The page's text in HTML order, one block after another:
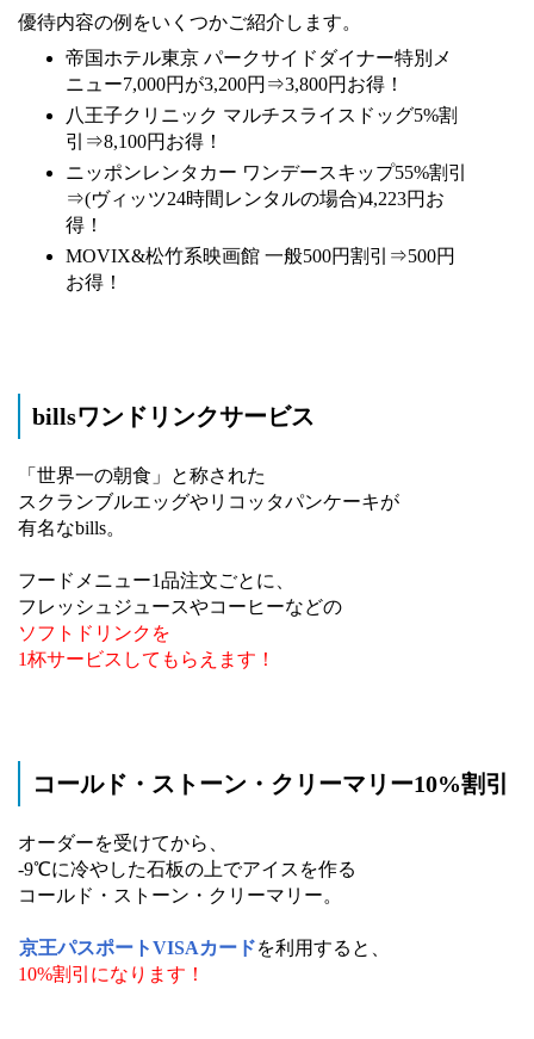
優待内容の例をいくつかご紹介します。
帝国ホテル東京 パークサイドダイナー特別メ
ニュー7,000円が3,200円⇒3,800円お得！
八王子クリニック マルチスライスドッグ5%割
引⇒8,100円お得！
ニッポンレンタカー ワンデースキップ55%割引
⇒(ヴィッツ24時間レンタルの場合)4,223円お
得！
MOVIX&松竹系映画館 一般500円割引⇒500円
お得！
billsワンドリンクサービス
「世界一の朝食」と称された
スクランブルエッグやリコッタパンケーキが
有名なbills。
フードメニュー1品注文ごとに、
フレッシュジュースやコーヒーなどの
ソフトドリンクを
1杯サービスしてもらえます！
コールド・ストーン・クリーマリー10%割引
オーダーを受けてから、
-9℃に冷やした石板の上でアイスを作る
コールド・ストーン・クリーマリー。
京王パスポートVISAカードを利用すると、
10%割引になります！